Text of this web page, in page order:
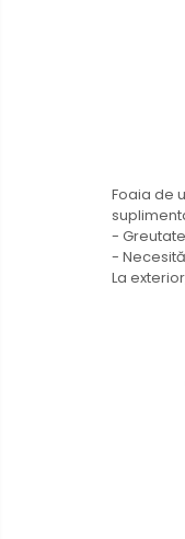
Foaia de
-
-
La